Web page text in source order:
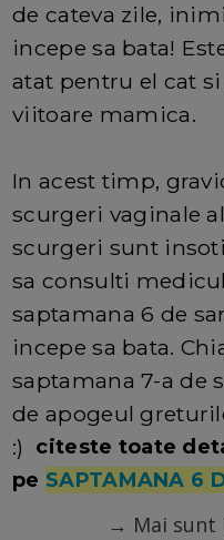
de cateva zile,
incepe sa bata!
atat pentru el cat
viitoare mamica.
In acest timp,
scurgeri vaginale
scurgeri sunt
sa consulti
saptamana 6 de
incepe sa bata.
saptamana 7-a de
de apogeul
:)
citeste toate
pe SAPTAMANA 6
→ Mai sunt